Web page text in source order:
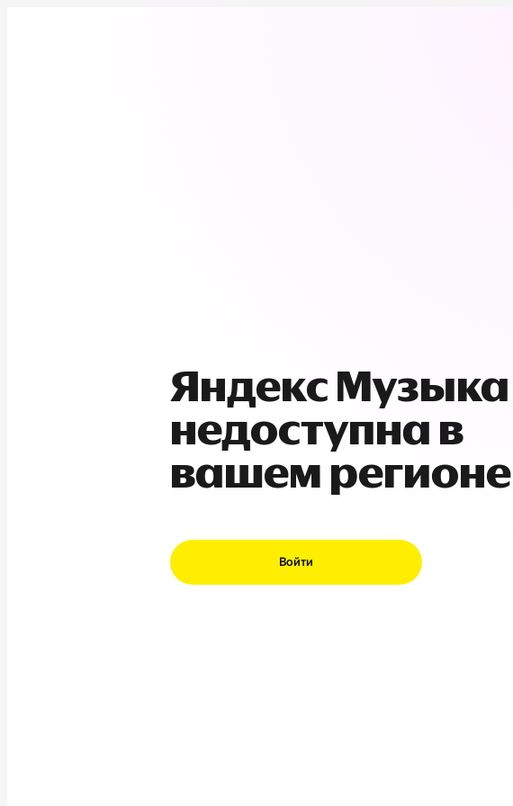
Яндекс Музыка
недоступна в
вашем регионе
Войти